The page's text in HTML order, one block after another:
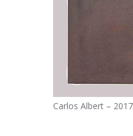
Carlos Albert –